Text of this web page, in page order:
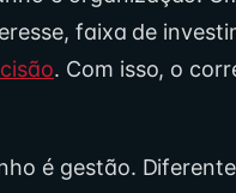
faixa de
. Com isso, o
é gestão.